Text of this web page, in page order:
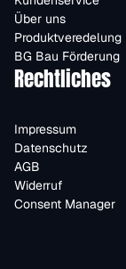
Über uns
Produktveredelung
BG Bau Förderung
Rechtliches
Impressum
Datenschutz
AGB
Widerruf
Consent Manager